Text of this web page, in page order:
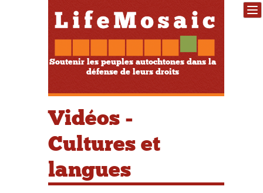
Soutenir les peuples autochtones dans la
défense de leurs droits
Vidéos -
Cultures et
langues